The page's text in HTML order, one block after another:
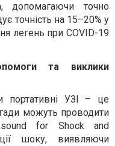
допомагаючи точно
точність на 15–20% у
легень при COVID-19
та виклики
портативні УЗІ – це
можуть проводити
for Shock and
шоку, виявляючи